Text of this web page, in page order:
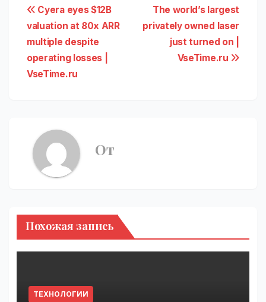
Навигация
по
записям
The world’s largest
privately owned laser
just turned on |
VseTime.ru
Cyera eyes $12B
valuation at 80x ARR
multiple despite
operating losses |
VseTime.ru
От
Похожая запись
ТЕХНОЛОГИИ